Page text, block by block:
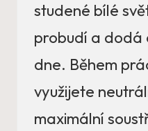
studené bílé
probudí a dodá
dne. Během
využijete
maximální